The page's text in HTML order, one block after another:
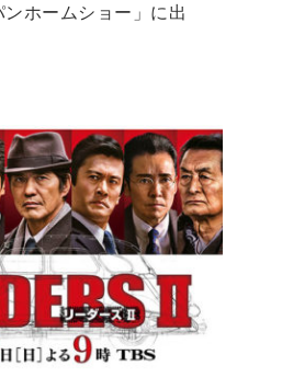
ホームショー」に出